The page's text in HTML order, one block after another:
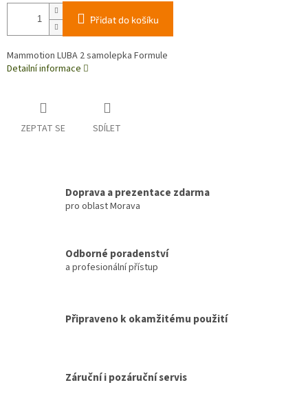
Přidat do košíku
Mammotion LUBA 2 samolepka Formule
Detailní informace
ZEPTAT SE SDÍLET
Doprava a prezentace zdarma
pro oblast Morava
Odborné poradenství
a profesionální přístup
Připraveno k okamžitému použití
Záruční i pozáruční servis